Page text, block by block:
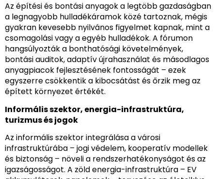
Az építési és bontási anyagok a legtöbb gazdaságban
a legnagyobb hulladékáramok közé tartoznak, mégis
gyakran kevesebb nyilvános figyelmet kapnak, mint a
csomagolási vagy a egyéb hulladékok. A fórumon
hangsúlyozták a bonthatósági követelmények,
bontási auditok, adaptív újrahasználat és másodlagos
anyagpiacok fejlesztésének fontosságát – ezek
egyszerre csökkentik a kibocsátást és őrzik meg az
épített környezet értékét.
Informális szektor, energia-infrastruktúra,
turizmus és jogok
Az informális szektor integrálása a városi
infrastruktúrába – jogi védelem, kooperatív modellek
és biztonság – növeli a rendszerhatékonyságot és az
igazságosságot. A zöld energia-infrastruktúra – EV